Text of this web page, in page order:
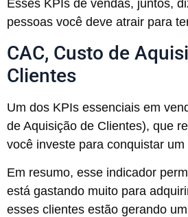
Esses KPIs de vendas, juntos,
pessoas você deve atrair para
CAC, Custo de
Clientes
Um dos KPIs essenciais em
de Aquisição de Clientes), que
você investe para conquistar um
Em resumo, esse indicador
está gastando muito para
esses clientes estão gerando